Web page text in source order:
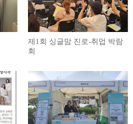
제1회 싱글맘 진로-취업 박람
회